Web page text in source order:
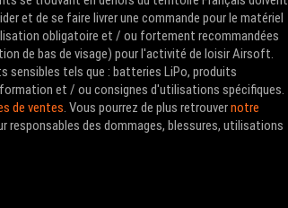
et de se faire livrer une commande pour le matériel
obligatoire et / ou fortement recommandées
de bas de visage) pour l'activité de loisir Airsoft.
sensibles tels que : batteries LiPo, produits
et / ou consignes d'utilisations spécifiques.
de ventes . Vous pourrez de plus retrouvernotre
responsables des dommages, blessures, utilisations